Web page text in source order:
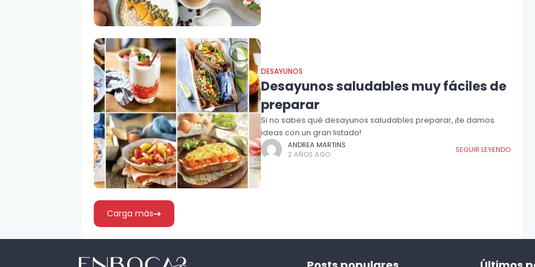
DESAYUNOS
Desayunos saludables muy fáciles de
preparar
Si no sabes qué desayunos saludables preparar, ¡te damos
ideas con un gran listado!
ANDREA MARTINS
2 AÑOS AGO
SEGUIR LEYENDO
Carga más